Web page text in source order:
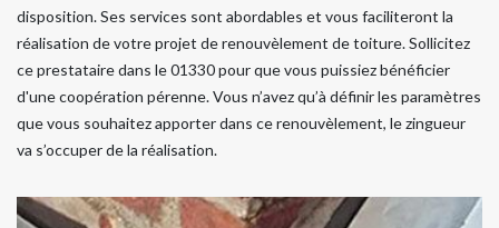
disposition. Ses services sont abordables et vous faciliteront la
réalisation de votre projet de renouvèlement de toiture. Sollicitez
ce prestataire dans le 01330 pour que vous puissiez bénéficier
d'une coopération pérenne. Vous n’avez qu’à définir les paramètres
que vous souhaitez apporter dans ce renouvèlement, le zingueur
va s’occuper de la réalisation.